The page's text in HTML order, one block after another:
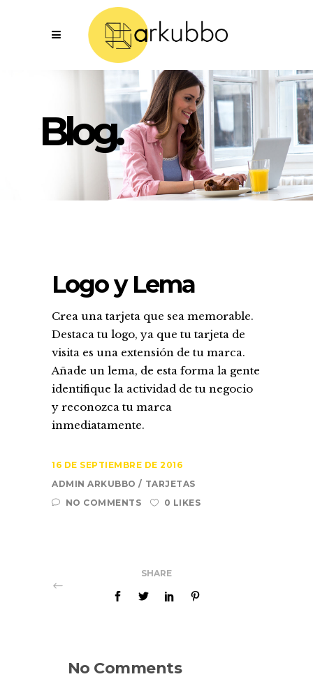
Blog.
Logo y Lema
Crea una tarjeta que sea memorable.
Destaca tu logo, ya que tu tarjeta de
visita es una extensión de tu marca.
Añade un lema, de esta forma la gente
identifique la actividad de tu negocio
y reconozca tu marca
inmediatamente.
16 DE SEPTIEMBRE DE 2016
ADMIN ARKUBBO
TARJETAS
NO COMMENTS
0 LIKES
SHARE
No Comments